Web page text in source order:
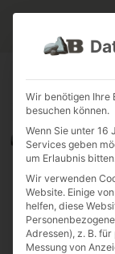
Wir benötigen Ihre
besuchen können.
Wenn Sie unter 16
Services geben
um Erlaubnis
Wir verwenden
Website. Einige
helfen, diese
Adressen), z. B.
Messung von